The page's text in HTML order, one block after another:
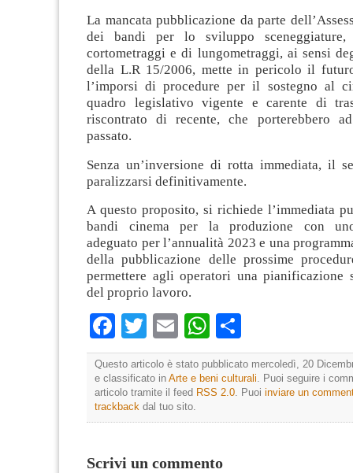
La mancata pubblicazione da parte
dei bandi per lo sviluppo sceneggiature,
cortometraggi e di lungometraggi, ai sensi
della L.R 15/2006, mette in pericolo il
l’imporsi di procedure per il sostegno al
quadro legislativo vigente e carente di
riscontrato di recente, che porterebbero
passato.
Senza un’inversione di rotta immediata, il
paralizzarsi definitivamente.
A questo proposito, si richiede l’immediata
bandi cinema per la produzione con
adeguato per l’annualità 2023 e una
della pubblicazione delle prossime
permettere agli operatori una pianificazione
del proprio lavoro.
Facebook
TwitterEmailWhatsApp
Questo articolo è stato pubblicato mercoledì, 20
e classificato in Arte e beni culturali. Puoi seguire i
articolo tramite il feed RSS 2.0. Puoi inviare un
trackback dal tuo sito.
Scrivi un commento